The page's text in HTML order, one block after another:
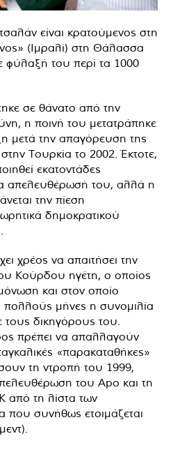
είναι κρατούμενος στη
(Ιμραλί) στη Θάλασσα
του περί τα 1000
σε θάνατο από την
η ποινή του μετατράπηκε
μετά την απαγόρευση της
Τουρκία το 2002. Έκτοτε,
εκατοντάδες
απελευθέρωσή του, αλλά η
την πίεση
δημοκρατικού
χρέος να απαιτήσει την
Κούρδου ηγέτη, ο οποίος
και στον οποίο
πολλούς μήνες η συνομιλία
τους δικηγόρους του.
πρέπει να απαλλαγούν
«παρακαταθήκες»
τη ντροπή του 1999,
του Apo και τη
από τη λίστα των
που συνήθως ετοιμάζεται